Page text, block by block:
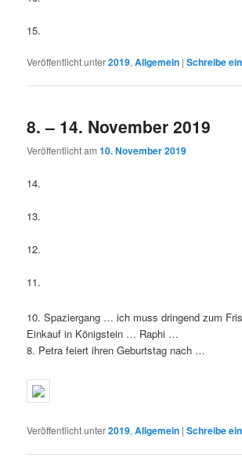
15.
Veröffentlicht unter2019,Allgemein |Schreibe
8. – 14. November 2019
Veröffentlicht am10. November 2019
14.
13.
12.
11.
10. Spaziergang … ich muss dringend zum
Einkauf in Königstein … Raphi …
8. Petra feiert ihren Geburtstag nach …
Veröffentlicht unter2019,Allgemein |Schreibe